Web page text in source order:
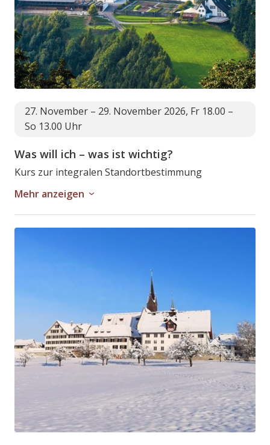
27. November – 29. November 2026, Fr 18.00 –
So 13.00 Uhr
Was will ich – was ist wichtig?
Kurs zur integralen Standortbestimmung
Mehr anzeigen